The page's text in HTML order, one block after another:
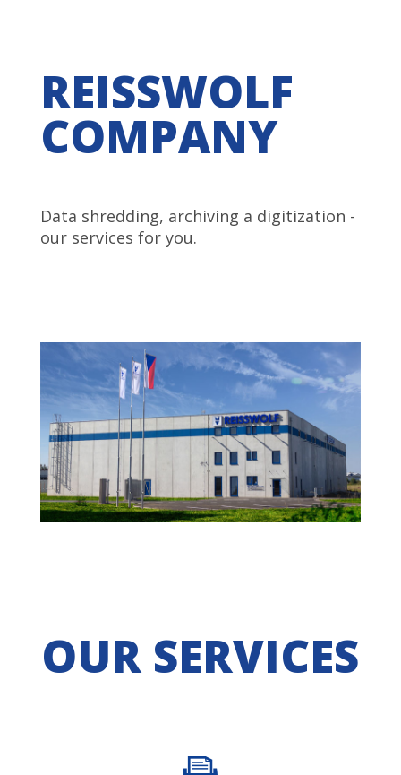
REISSWOLF
COMPANY
Data shredding, archiving a digitization -
our services for you.
OUR SERVICES